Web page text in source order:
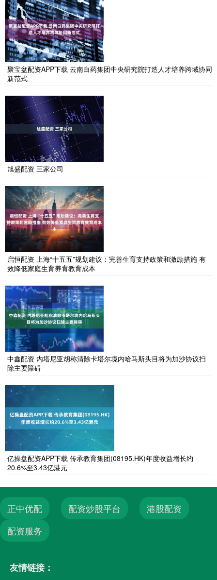
聚宝盆配资APP下载 云南白药集团中央研究院打造人才培养跨域协同
新范式
旭盛配资 三家公司
启恒配资 上海“十五五”规划建议：完善生育支持政策和激励措施 有
效降低家庭生育养育教育成本
中鑫配资 内塔尼亚胡称清除卡塔尔境内哈马斯头目将为加沙协议扫
除主要障碍
亿操盘配资APP下载 传承教育集团(08195.HK)年度收益增长约
20.6%至3.43亿港元
正中优配 配资炒股平台
港股配资
配资服务
友情链接：